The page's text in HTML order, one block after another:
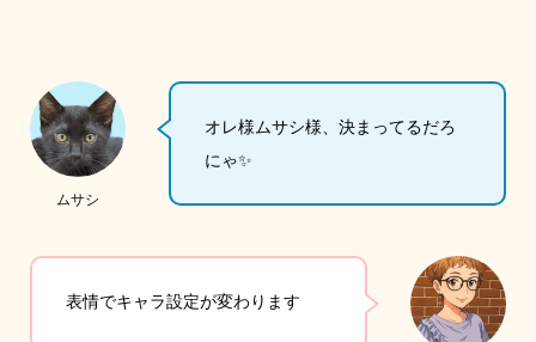
ムサシ
オレ様ムサシ様、決まってるだろ
にゃ✨
表情でキャラ設定が変わります